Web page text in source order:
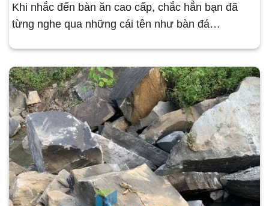
Khi nhắc đến bàn ăn cao cấp, chắc hẳn bạn đã
từng nghe qua những cái tên như bàn đá…